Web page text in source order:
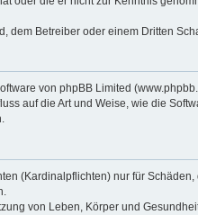
dem Betreiber oder einem Dritten
von phpBB Limited
auf die Art und Weise, wie die
(Kardinalpflichten) nur für
von Leben, Körper und